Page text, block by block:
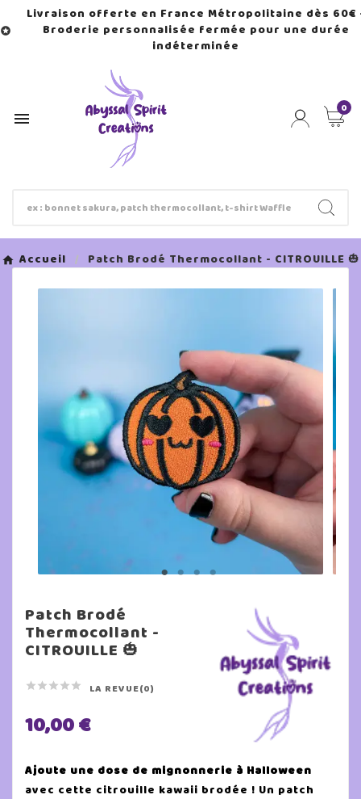

Livraison offerte en France Métropolitaine dès 60€
Broderie personnalisée fermée pour une durée
indéterminée

0
Accueil Patch Brodé Thermocollant - CITROUILLE 🎃
Patch Brodé
Thermocollant -
CITROUILLE 🎃
     LA REVUE(0)
10,00 €
Ajoute une dose de mignonnerie à Halloween
avec cette citrouille kawaii brodée ! Un patch